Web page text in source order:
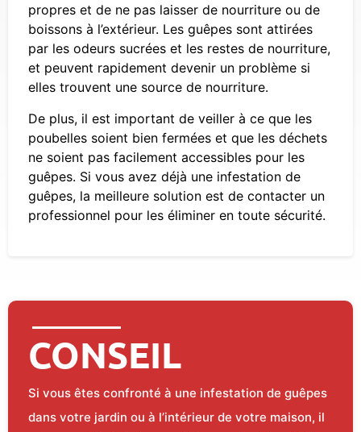
propres et de ne pas laisser de nourriture ou de
boissons à l’extérieur. Les guêpes sont attirées
par les odeurs sucrées et les restes de nourriture,
et peuvent rapidement devenir un problème si
elles trouvent une source de nourriture.
De plus, il est important de veiller à ce que les
poubelles soient bien fermées et que les déchets
ne soient pas facilement accessibles pour les
guêpes. Si vous avez déjà une infestation de
guêpes, la meilleure solution est de contacter un
professionnel pour les éliminer en toute sécurité.
CONSEIL
Si vous êtes confronté à une infestation de guêpes
dans votre jardin ou à l’intérieur de votre maison, il